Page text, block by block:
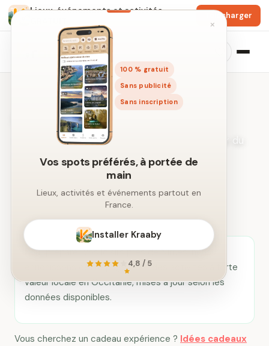
Lieux, événements et activités
Télécharger
×
100 % gratuit
Sans publicité
Sans inscription
Vos spots préférés, à portée de
main
Lieux, activités et événements partout en
France.
Installer Kraaby
4,8 / 5
Activités à Nîmes
Idées de sorties et loisirs dans un rayon autour du
centre-ville.
← Recherche libre par ville
Pour préparer vos loisirs près de Nîmes, nous
enrichissons cette page avec des activités à forte
valeur locale en Occitanie, mises à jour selon les
données disponibles.
Vous cherchez un cadeau expérience ? Idées cadeaux